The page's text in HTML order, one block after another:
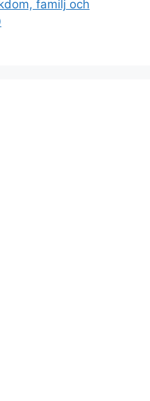
familj och